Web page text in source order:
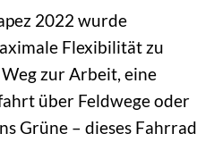
2022 wurde
Flexibilität zu
zur Arbeit, eine
über Feldwege oder
Grüne – dieses Fahrrad